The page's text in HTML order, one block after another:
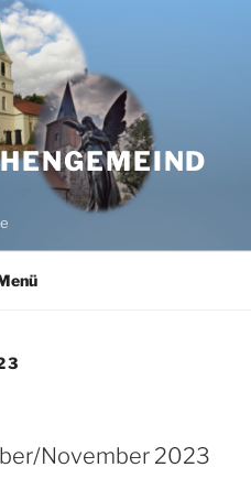
November 2023